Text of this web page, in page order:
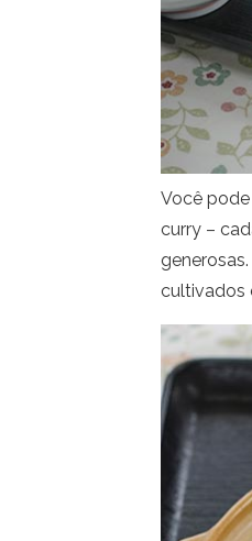
Você
curry –
cultivados